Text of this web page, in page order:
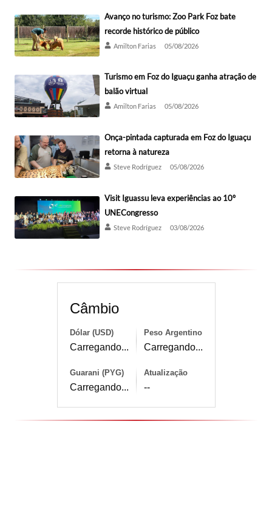
Avanço no turismo: Zoo Park Foz bate
recorde histórico de público
Amilton Farias 05/08/2026
Turismo em Foz do Iguaçu ganha atração de
balão virtual
Amilton Farias 05/08/2026
Onça-pintada capturada em Foz do Iguaçu
retorna à natureza
Steve Rodríguez 05/08/2026
Visit Iguassu leva experiências ao 10º
UNECongresso
Steve Rodríguez 03/08/2026
Câmbio
Dólar (USD)
Carregando...
Peso Argentino
Carregando...
Guarani (PYG)
Carregando...
Atualização
--